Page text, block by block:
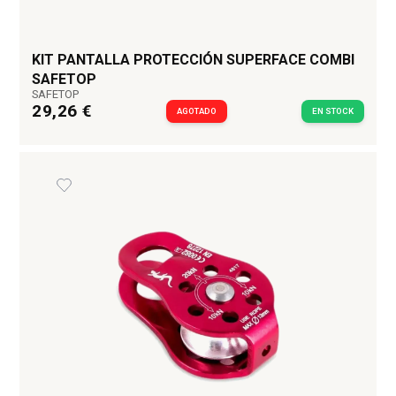
KIT PANTALLA PROTECCIÓN SUPERFACE COMBI
SAFETOP
SAFETOP
29,26 € AGOTADO EN STOCK